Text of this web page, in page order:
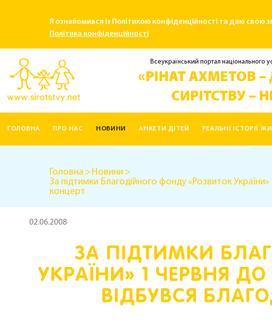
Я ознайомився із Політикою конфіденційності та даю свою
Політика конфіденційності
Всеукраїнський портал національного
«РІНАТ АХМЕТОВ –
СИРІТСТВУ –
ГОЛОВНА ПРО НАС НОВИНИ АНКЕТИ ДІТЕЙ РЕАЛЬНІ ІСТОРІЇ
Головна
Новини
За підтимки Благодійного фонду «Розвиток
концерт
02.06.2008
ЗА ПІДТИМКИ
УКРАЇНИ» 1 ЧЕРВНЯ
ВІДБУВСЯ